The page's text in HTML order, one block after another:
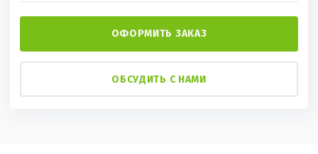
ОФОРМИТЬ ЗАКАЗ
ОБСУДИТЬ С НАМИ